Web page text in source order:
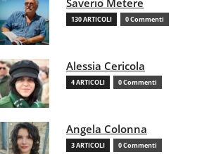
Saverio Metere
130 ARTICOLI 0 Commenti
Alessia Cericola
4 ARTICOLI 0 Commenti
Angela Colonna
3 ARTICOLI 0 Commenti